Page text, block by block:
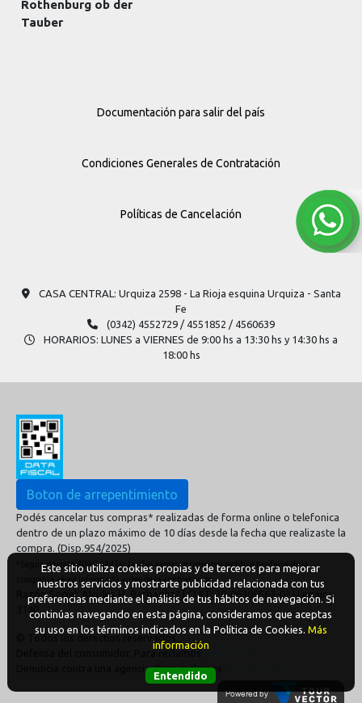
Rothenburg ob der
Tauber
Documentación para salir del país
Condiciones Generales de Contratación
Políticas de Cancelación
CASA CENTRAL: Urquiza 2598​ - La Rioja esquina Urquiza - Santa
Fe
(0342) 4552729 / 4551852 / 4560639
HORARIOS: LUNES a VIERNES de 9:00 hs a 13:30 hs y 14:30 hs a
18:00 hs
Boton de arrepentimiento
Podés cancelar tus compras* realizadas de forma online o telefonica
dentro de un plazo máximo de 10 días desde la fecha que realizaste la
compra. (Disp.954/2025)
*Según decreto 809/2024 las tarifas aéreas se rigen por política tarifaria de la
compañía aérea informada antes de la contratación
Razón Social: Alcides H. Barbaglia? | CUIT: 20-06309563-0? | Legajo:
Denuncia contra una agencia. Para reclamos
Este sitio utiliza cookies propias y de terceros para mejorar
nuestros servicios y mostrarte publicidad relacionada con tus
preferencias mediante el análisis de tus hábitos de navegación. Si
continúas navegando en esta página, consideramos que aceptas
su uso en los términos indicados en la Política de Cookies. Más
información
Entendido